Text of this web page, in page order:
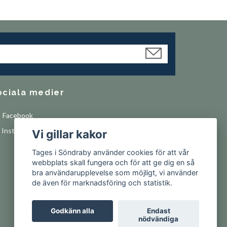
medier
Facebook
InstagramVi gillar kakor
Tages i Söndraby använder cookies för att vår
webbplats skall fungera och för att ge dig en så
bra användarupplevelse som möjligt, vi använder
de även för marknadsföring och statistik.
Godkänn alla
Endast
nödvändiga